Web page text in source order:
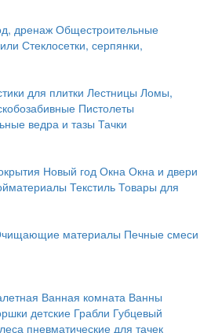
дренаж Общестроительные
Стеклосетки, серпянки,
для плитки Лестницы Ломы,
Пистолеты
ведра и тазы Тачки
Новый год Окна Окна и двери
Текстиль Товары для
материалы Печные смеси
Ванная комната Ванны
детские Грабли Губцевый
пневматические для тачек